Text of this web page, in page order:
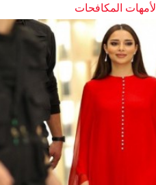
الأمهات المكافحات